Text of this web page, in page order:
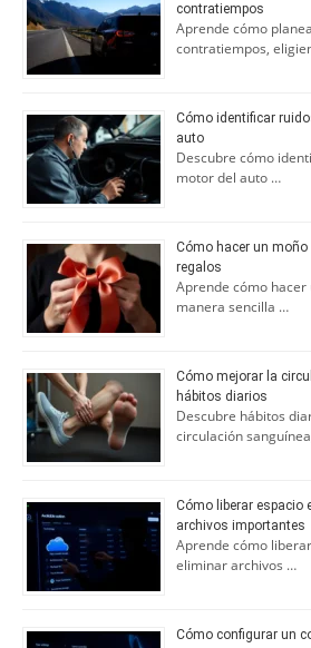
contratiempos
Aprende cómo
contratiempos,
Cómo identificar
auto
Descubre cómo
motor del auto …
Cómo hacer un
regalos
Aprende cómo hacer
manera sencilla …
Cómo mejorar la
hábitos diarios
Descubre hábitos
circulación
Cómo liberar espacio
archivos importantes
Aprende cómo
eliminar archivos …
Cómo configurar un